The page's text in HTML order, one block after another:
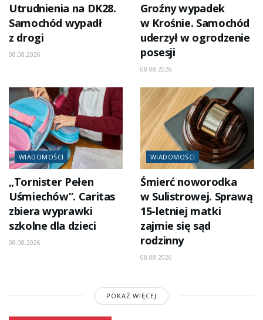
Utrudnienia na DK28.
Samochód wypadł
z drogi
08.08.2026
Groźny wypadek
w Krośnie. Samochód
uderzył w ogrodzenie
posesji
08.08.2026
WIADOMOŚCI
„Tornister Pełen
Uśmiechów”. Caritas
zbiera wyprawki
szkolne dla dzieci
08.08.2026
WIADOMOŚCI
Śmierć noworodka
w Sulistrowej. Sprawą
15-letniej matki
zajmie się sąd
rodzinny
08.08.2026
POKAŻ WIĘCEJ